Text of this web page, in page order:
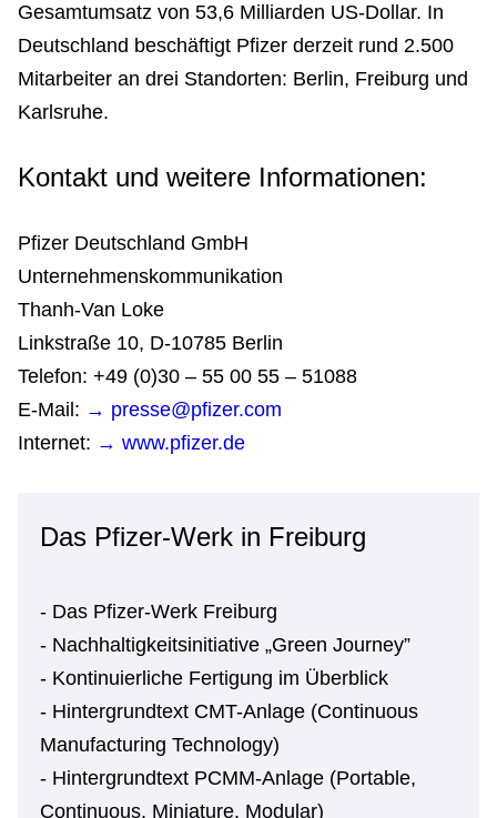
Gesamtumsatz von 53,6 Milliarden US-Dollar. In
Deutschland beschäftigt Pfizer derzeit rund 2.500
Mitarbeiter an drei Standorten: Berlin, Freiburg und
Karlsruhe.
Kontakt und weitere Informationen:
Pfizer Deutschland GmbH
Unternehmenskommunikation
Thanh-Van Loke
Linkstraße 10, D-10785 Berlin
Telefon: +49 (0)30 – 55 00 55 – 51088
E-Mail: → presse@pfizer.com
Internet: → www.pfizer.de
Das Pfizer-Werk in Freiburg
- Das Pfizer-Werk Freiburg
- Nachhaltigkeitsinitiative „Green Journey”
- Kontinuierliche Fertigung im Überblick
- Hintergrundtext CMT-Anlage (Continuous
Manufacturing Technology)
- Hintergrundtext PCMM-Anlage (Portable,
Continuous, Miniature, Modular)